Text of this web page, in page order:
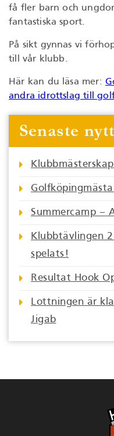
få fler barn och
fantastiska sport.
På sikt gynnas vi
till vår klubb.
Här kan du läsa mer:
andra idrottslag till
Senaste nytt
Summercamp –
Klubbtävlingen
spelats!
Resultat Hook
Lottningen är
Jigab